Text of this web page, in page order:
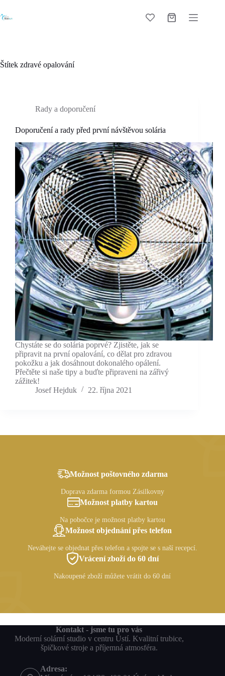
to
content
Shopping
Štítek zdravé opalování
Rady a doporučení
Doporučení a rady před první návštěvou solária
Chystáte se do solária poprvé? Zjistěte, jak se
připravit na první opalování, co dělat pro zdravou
pokožku a jak dosáhnout dokonalého opálení.
Přečtěte si naše tipy a buďte připraveni na zářivý
zážitek!
Josef Hejduk
22. října 2021
Možnost poštovného zdarma
Doprava zdarma formou Zásilkovny
Možnost platby kartou
Na pobočce je možnost platby kartou
Možnost objednání přes telefon
Neváhejte se objednat přes telefon a spojte se s naší recepcí.
Vrácení zboží do 60 dní
Nakoupené zboží můžete vrátit do 60 dní
Kontakt - jsme tu pro vás
Moderní solární studio v centru Ústí. Kvalitní trubice,
špičkové stroje a příjemná atmosféra.
Adresa: